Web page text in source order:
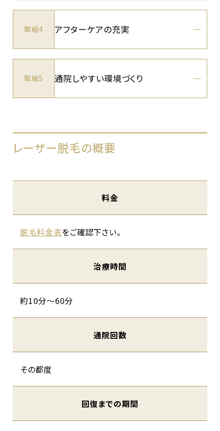
取組4 アフターケアの充実
取組5 通院しやすい環境づくり
レーザー脱毛の概要
料金
脱毛料金表をご確認下さい。
治療時間
約10分～60分
通院回数
その都度
回復までの期間